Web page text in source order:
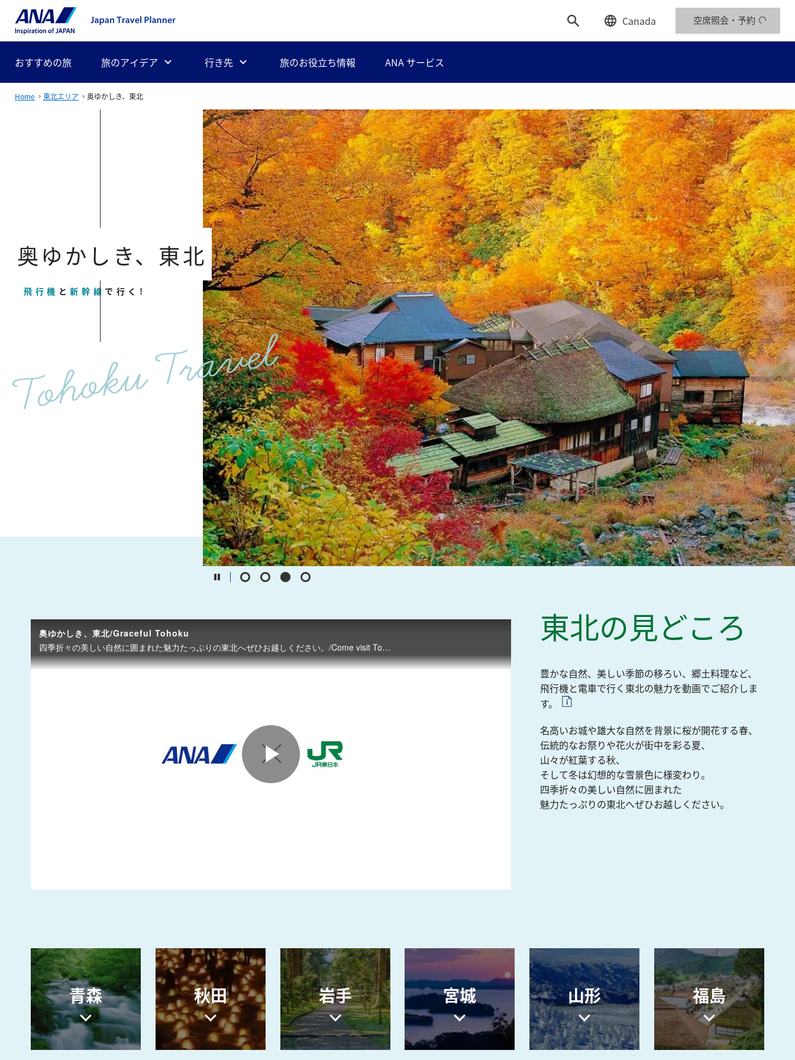
Canada 空席照会・予約
おすすめの旅 旅のアイデア 行き先 旅のお役立ち情報 ANA サービス
Home 東北エリア 奥ゆかしき、東北
飛行機 と新幹線 で行く!
奥ゆかしき、東北
東北の見どころ
奥ゆかしき、東北/Graceful Tohoku
四季折々の美しい自然に囲まれた魅力たっぷりの東北へぜひお越しください。/Come visit Tohoku to enjoy the natural beauty of any season.
P
a
y
V
豊かな自然、美しい季節の移ろい、郷土料理など、
飛行機と電車で行く東北の魅力を動画でご紹介しま
す。
名高いお城や雄大な自然を背景に桜が開花する春、
伝統的なお祭りや花火が街中を彩る夏、
山々が紅葉する秋、
そして冬は幻想的な雪景色に様変わり。
四季折々の美しい自然に囲まれた
魅力たっぷりの東北へぜひお越しください。
青森 秋田 岩手 宮城 山形 福島